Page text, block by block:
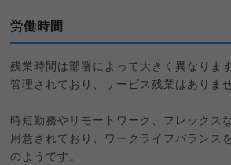
労働時間
残業時間は部署によって大きく異なりま
管理されており、サービス残業はありませ
時短勤務やリモートワーク、フレックス
用意されており、ワークライフバランス
のようです。